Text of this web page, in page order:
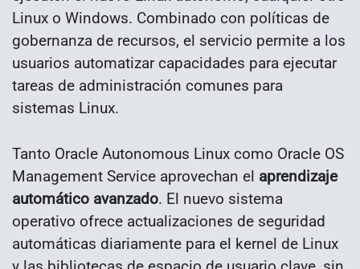
Linux o Windows. Combinado con políticas de
gobernanza de recursos, el servicio permite a los
usuarios automatizar capacidades para ejecutar
tareas de administración comunes para
sistemas Linux.
Tanto Oracle Autonomous Linux como Oracle OS
Management Service aprovechan el aprendizaje
automático avanzado. El nuevo sistema
operativo ofrece actualizaciones de seguridad
automáticas diariamente para el kernel de Linux